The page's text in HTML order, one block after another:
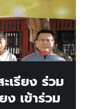
เรียง ร่วม
ง เข้าร่วม